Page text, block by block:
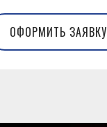
ОФОРМИТЬ ЗАЯВКУ